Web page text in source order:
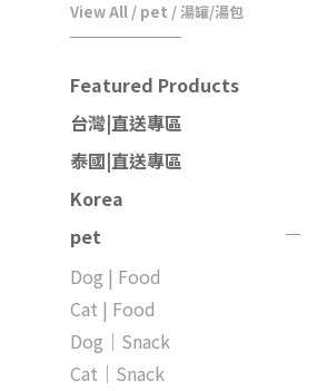
View All / pet /湯罐/湯包
Featured Products
台灣|直送專區
泰國|直送專區
Korea
pet
Dog | Food
Cat | Food
Dog｜Snack
Cat｜Snack